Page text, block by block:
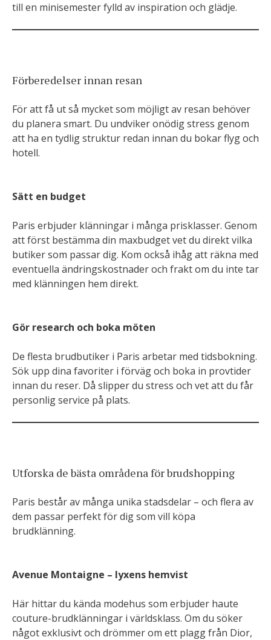
till en minisemester fylld av inspiration och glädje.
Förberedelser innan resan
För att få ut så mycket som möjligt av resan behöver
du planera smart. Du undviker onödig stress genom
att ha en tydlig struktur redan innan du bokar flyg och
hotell.
Sätt en budget
Paris erbjuder klänningar i många prisklasser. Genom
att först bestämma din maxbudget vet du direkt vilka
butiker som passar dig. Kom också ihåg att räkna med
eventuella ändringskostnader och frakt om du inte tar
med klänningen hem direkt.
Gör research och boka möten
De flesta brudbutiker i Paris arbetar med tidsbokning.
Sök upp dina favoriter i förväg och boka in provtider
innan du reser. Då slipper du stress och vet att du får
personlig service på plats.
Utforska de bästa områdena för brudshopping
Paris består av många unika stadsdelar – och flera av
dem passar perfekt för dig som vill köpa
brudklänning.
Avenue Montaigne – lyxens hemvist
Här hittar du kända modehus som erbjuder haute
couture-brudklänningar i världsklass. Om du söker
något exklusivt och drömmer om ett plagg från Dior,